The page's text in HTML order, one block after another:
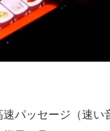
パッセージ（速い